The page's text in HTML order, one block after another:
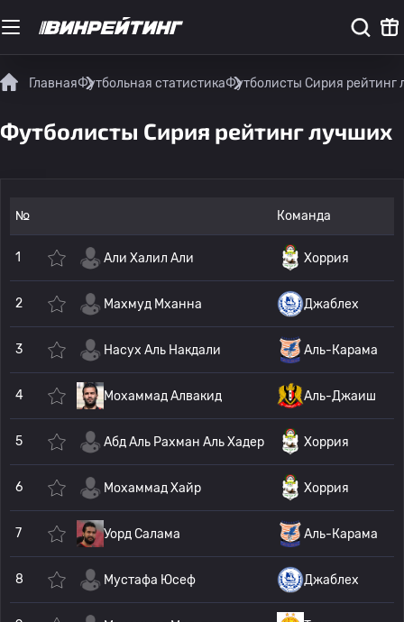
ГлавнаяФутбольная статистикаФутболисты Сирия рейтинг
Футболисты Сирия рейтинг лучших
№ Команда
1 Али Халил Али Хоррия
2 Махмуд Мханна Джаблех
3 Насух Аль Накдали Аль-Карама
4 Мохаммад Алвакид Аль-Джаиш
5 Абд Аль Рахман Аль Хадер Хоррия
6 Мохаммад Хайр Хоррия
7 Уорд Салама Аль-Карама
8 Мустафа Юсеф Джаблех